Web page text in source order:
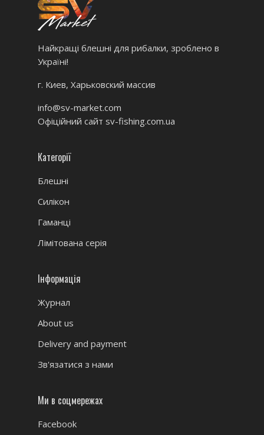
Найкращі блешні для рибалки, зроблено в
Україні!
г. Киев, Харьковский массив
info@sv-market.com
Офіційний сайт sv-fishing.com.ua
Категорії
Блешні
Силікон
Гаманці
Лімітована серія
Інформація
Журнал
About us
Delivery and payment
Зв'язатися з нами
Ми в соцмережах
Facebook